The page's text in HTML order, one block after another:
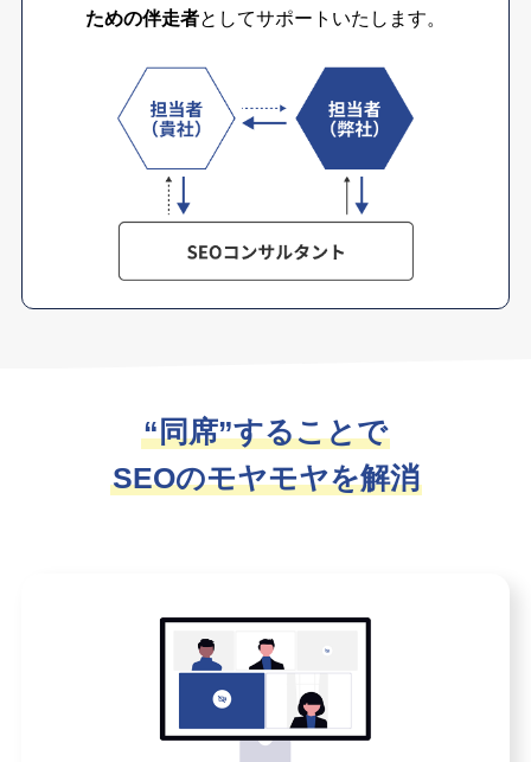
ための伴走者としてサポートいたします。
“同席”することで
SEOのモヤモヤを解消